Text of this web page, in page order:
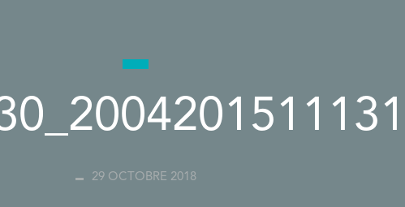
29 OCTOBRE 2018